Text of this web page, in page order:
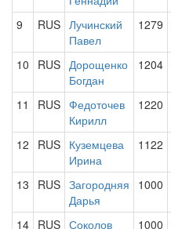
9 RUS Лучинский
Павел
1279
10 RUS Дорощенко
Богдан
1204
11 RUS Федоточев
Кирилл
1220
12 RUS Куземцева
Ирина
1122
13 RUS Загородняя
Дарья
1000
14 RUS Соколов
1000